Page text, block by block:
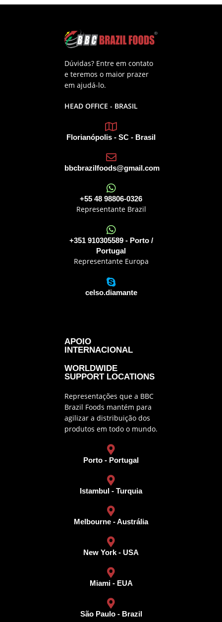
Dúvidas? Entre em contato
e teremos o maior prazer
em ajudá-lo.
HEAD OFFICE - BRASIL
Florianópolis - SC - Brasil
bbcbrazilfoods@gmail.com
+55 48 98806-0326
Representante Brazil
+351 910305589 - Porto /
Portugal
Representante Europa
celso.diamante
APOIO
INTERNACIONAL
WORLDWIDE
SUPPORT LOCATIONS
Representações que a BBC
Brazil Foods mantém para
agilizar a distribuição dos
produtos em todo o mundo.
Porto - Portugal
Istambul - Turquia
Melbourne - Austrália
New York - USA
Miami - EUA
São Paulo - Brazil